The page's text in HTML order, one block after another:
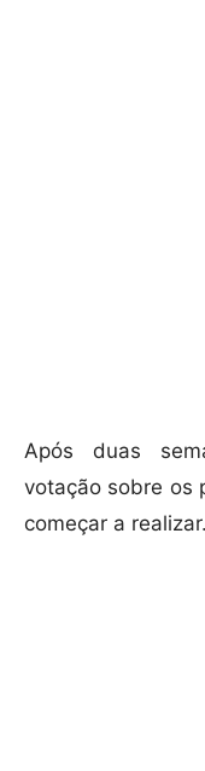
Após duas
votação sobre os
começar a realizar.